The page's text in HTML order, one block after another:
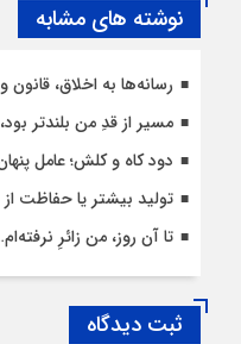
نوشته های مشابه
رسانه‌ها به اخلاق، قانون
مسیر از قدِ من بلندتر
دود کاه و کلش؛ عامل
تولید بیشتر یا حفاظت
تا آن روز، من زائرِ
ثبت دیدگاه